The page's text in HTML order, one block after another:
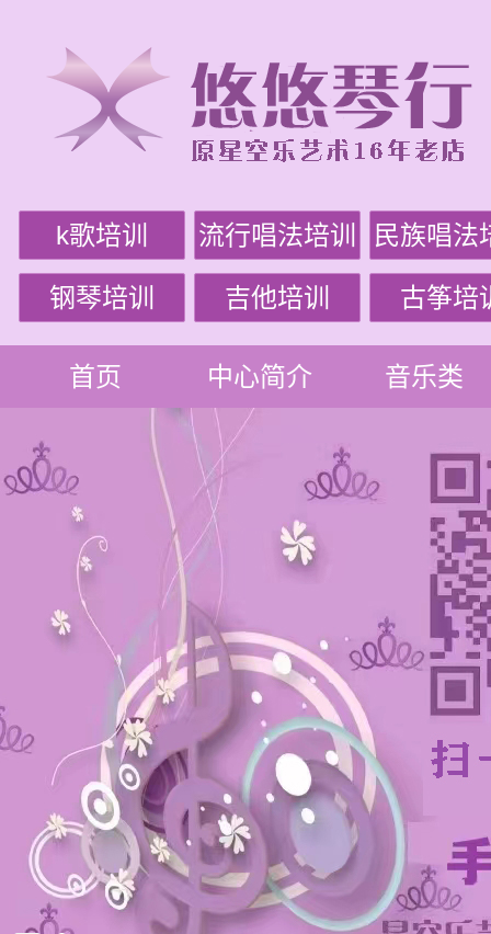
k歌培训 流行唱法培训 民族唱法
钢琴培训 吉他培训 古筝培
首页 中心简介 音乐类